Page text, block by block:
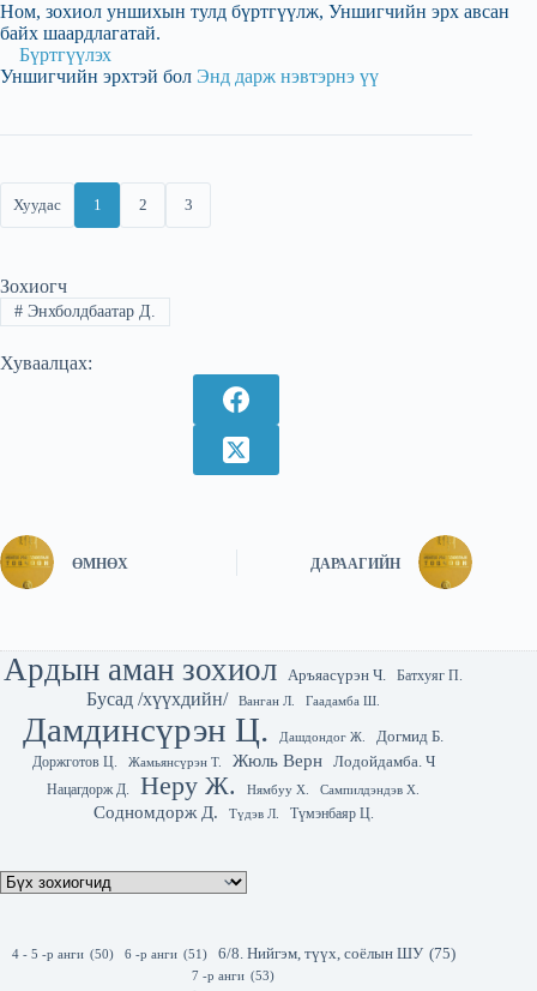
Ном, зохиол уншихын тулд бүртгүүлж, Уншигчийн эрх авсан
байх шаардлагатай.
Бүртгүүлэх
Уншигчийн эрхтэй бол Энд дарж нэвтэрнэ үү
Хуудас 1 2 3
Зохиогч
#Энхболдбаатар Д.
Хуваалцах:
ӨМНӨХ ДАРААГИЙН
Ардын аман зохиол Аръяасүрэн Ч. Батхуяг П.
Бусад /хүүхдийн/ Ванган Л. Гаадамба Ш.
Дамдинсүрэн Ц. Дашдондог Ж.
Догмид Б.
Доржготов Ц.
Жамьянсүрэн Т. Жюль Верн Лодойдамба. Ч
Нацагдорж Д. Неру Ж. Нямбуу Х. Сампилдэндэв Х.
Содномдорж Д. Түдэв Л. Түмэнбаяр Ц.
4 - 5 -р анги (50) 6 -р анги (51) 6/8. Нийгэм, түүх, соёлын ШУ (75)
7 -р анги (53)